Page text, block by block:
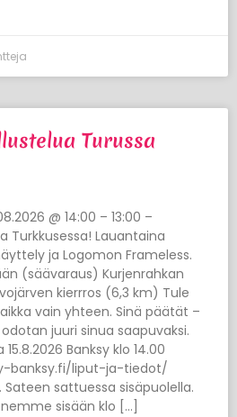
Turussa
@ 14:00 – 13:00 –
Turkkusessa! Lauantaina
ja Logomon Frameless.
(säävaraus) Kurjenrahkan
kierrros (6,3 km) Tule
vain yhteen. Sinä päätät –
juuri sinua saapuvaksi.
Banksy klo 14.00
banksy.fi/liput-ja-tiedot/
sattuessa sisäpuolella.
sisään klo […]